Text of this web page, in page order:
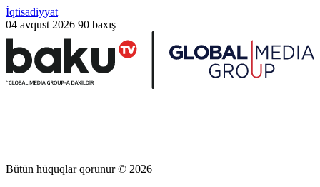
İqtisadiyyat
04 avqust 2026 90 baxış
Bütün hüquqlar qorunur © 2026